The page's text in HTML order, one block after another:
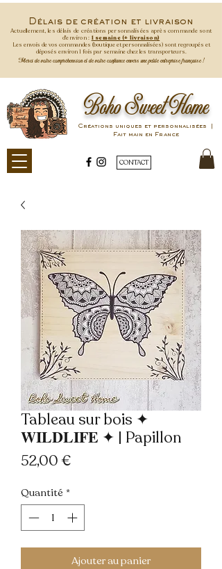
Délais de création et livraison
Actuellement, les délais de créations personnalisées après commande sont
d'environ : 1 semaine (+ livraison)
Les envois de vos commandes (boutique et personnalisées) sont regroupés et
déposés environ 1 fois par semainechez les transporteurs.
Merci de votre compréhension et de votre confiance envers une petite entreprise française !
Boho Sweet Home
Créations uniques et personnalisées |
Fait main en France
CONTACT
Tableau sur bois ✦
𝐖𝐈𝐋𝐃𝐋𝐈𝐅𝐄 ✦ | Papillon
52,00 €
Quantité *
Ajouter au panier